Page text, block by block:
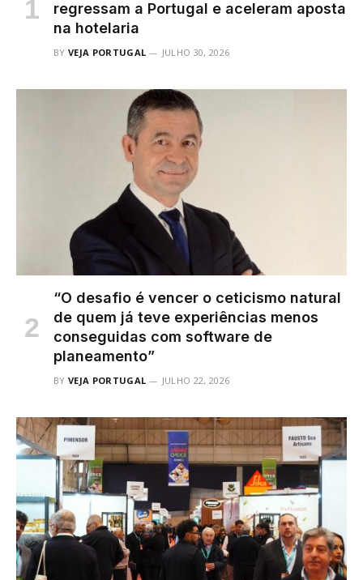
regressam a Portugal e aceleram aposta
na hotelaria
BY VEJA PORTUGAL JULHO 30, 2026
“O desafio é vencer o ceticismo natural
de quem já teve experiências menos
conseguidas com software de
planeamento”
BY VEJA PORTUGAL JULHO 22, 2026